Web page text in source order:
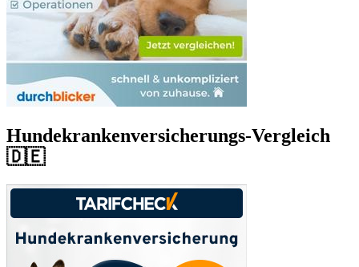
Hundekrankenversicherungs-Vergleich
🇩🇪